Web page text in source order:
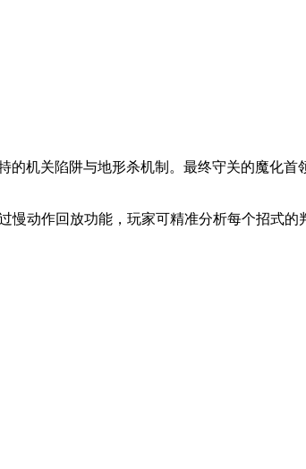
机关陷阱与地形杀机制。最终守关的魔化
动作回放功能，玩家可精准分析每个招式的